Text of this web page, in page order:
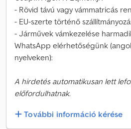
- Rövid távú vagy vámmatricás
- EU-szerte történő
- Járművek vámkezelése
WhatsApp elérhetőségünk
nyelveken):
A hirdetés automatikusan lett
előfordulhatnak.
További információ kérése